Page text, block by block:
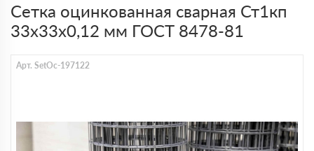
Сетка оцинкованная сварная Ст1кп
33х33х0,12 мм ГОСТ 8478-81
Арт. SetOc-197122